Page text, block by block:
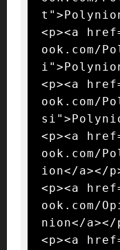
<p><a
ook.com/
<p><a
ook.com/
<p><a
ook.com/
ion</a></
<p><a
ook.com/
nion</a></
<p><a